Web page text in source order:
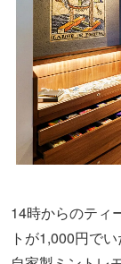
14時からのティ
トが1,000円で